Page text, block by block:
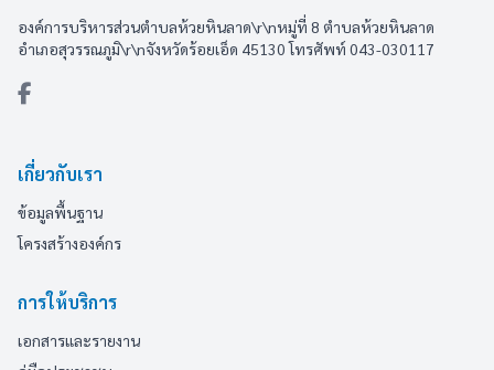
องค์การบริหารส่วนตำบลห้วยหินลาด\r\nหมู่ที่ 8 ตำบลห้วยหินลาด
อำเภอสุวรรณภูมิ\r\nจังหวัดร้อยเอ็ด 45130 โทรศัพท์ 043-030117
เกี่ยวกับเรา
ข้อมูลพื้นฐาน
โครงสร้างองค์กร
การให้บริการ
เอกสารและรายงาน